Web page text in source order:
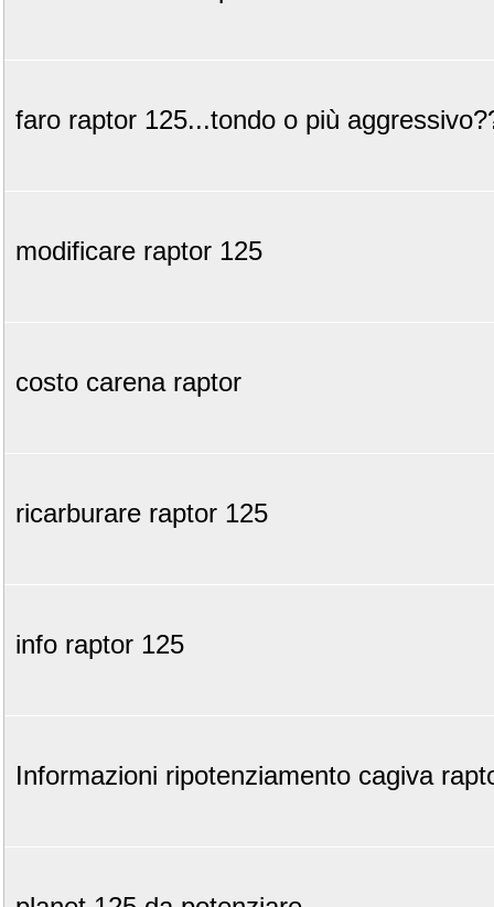
faro raptor 125...tondo o più
modificare raptor 125
costo carena raptor
ricarburare raptor 125
info raptor 125
Informazioni ripotenziamento cagiva